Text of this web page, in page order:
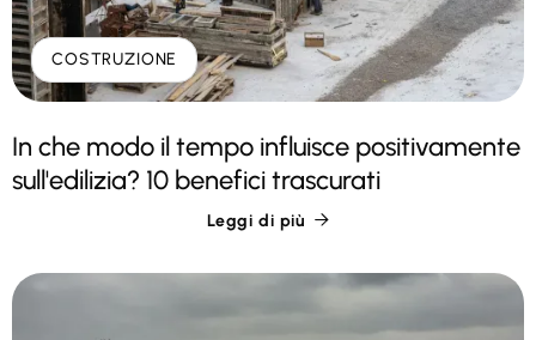
COSTRUZIONE
In che modo il tempo influisce positivamente
sull'edilizia? 10 benefici trascurati
Leggi di più 